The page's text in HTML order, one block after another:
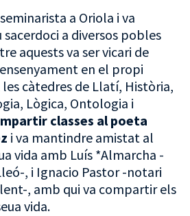
a Oriola i va
a diversos pobles
aquests va ser vicari de
en el propi
càtedres de Llatí, Història,
Lògica, Ontologia i
classes al poeta
i va mantindre amistat al
vida amb Luís *Almarcha -
, i Ignacio Pastor -notari
, amb qui va compartir els
vida.